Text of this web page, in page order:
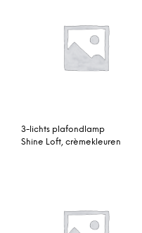
3-lichts plafondlamp
Shine Loft, crèmekleuren